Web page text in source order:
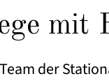
mit
der